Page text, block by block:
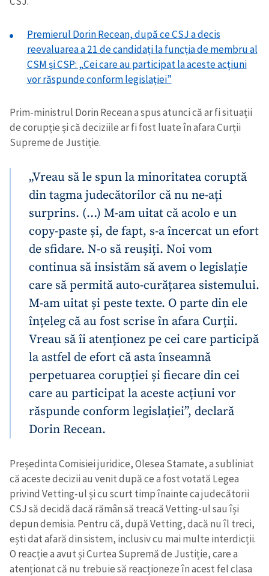
Trimite o informație
Despre ZdG
in English
на русском
Premierul Dorin Recean, după ce CSJ a decis
reevaluarea a 21 de candidați la funcția de membru al
CSM și CSP: „Cei care au participat la aceste acțiuni
vor răspunde conform legislației”
Prim-ministrul Dorin Recean a spus atunci că ar fi situații
de corupție și că deciziile ar fi fost luate în afara Curții
Supreme de Justiție.
„Vreau să le spun la minoritatea coruptă
din tagma judecătorilor că nu ne-ați
surprins. (…) M-am uitat că acolo e un
copy-paste și, de fapt, s-a încercat un efort
de sfidare. N-o să reușiți. Noi vom
continua să insistăm să avem o legislație
care să permită auto-curățarea sistemului.
M-am uitat și peste texte. O parte din ele
înțeleg că au fost scrise în afara Curții.
Vreau să îi atenționez pe cei care participă
la astfel de efort că asta înseamnă
perpetuarea corupției și fiecare din cei
care au participat la aceste acțiuni vor
răspunde conform legislației”, declară
Dorin Recean.
Președinta Comisiei juridice, Olesea Stamate, a subliniat
că aceste decizii au venit după ce a fost votată Legea
privind Vetting-ul și cu scurt timp înainte ca judecătorii
CSJ să decidă dacă rămân să treacă Vetting-ul sau își
depun demisia. Pentru că, după Vetting, dacă nu îl treci,
ești dat afară din sistem, inclusiv cu mai multe interdicții.
O reacție a avut și Curtea Supremă de Justiție, care a
atenționat că nu trebuie să reacționeze în acest fel clasa